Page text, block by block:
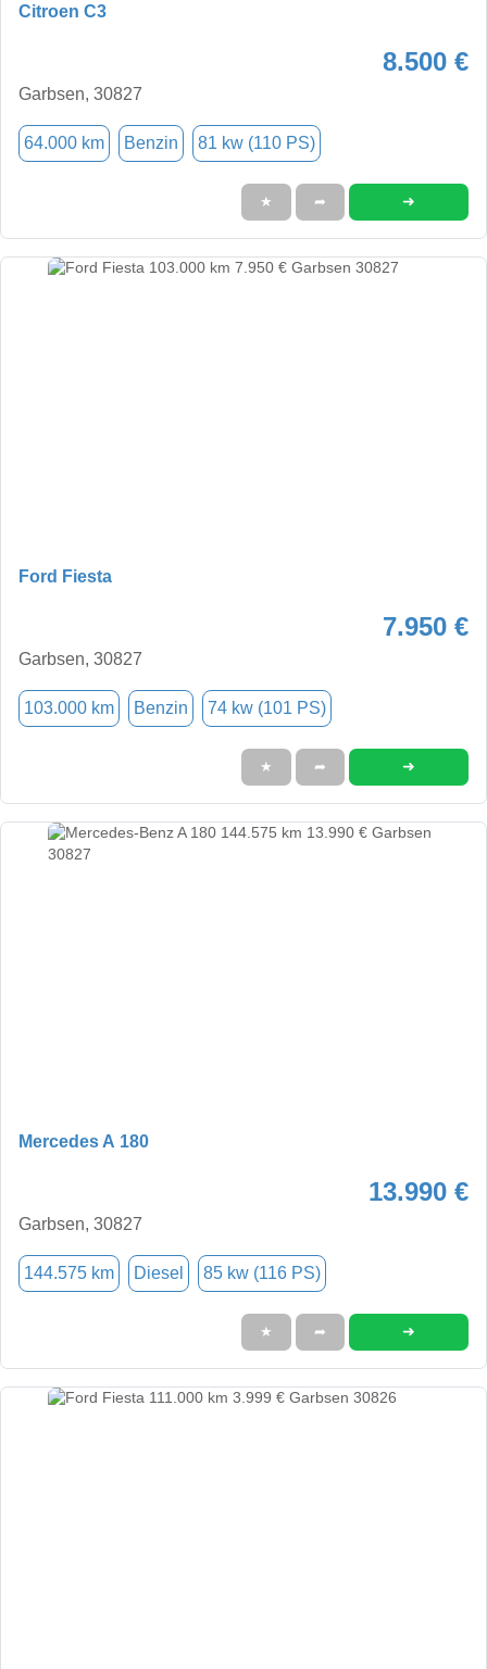
Citroen C3
8.500 €
Garbsen, 30827
64.000 km Benzin 81 kw (110 PS)
★ ➦ ➜
Ford Fiesta
7.950 €
Garbsen, 30827
103.000 km Benzin 74 kw (101 PS)
★ ➦ ➜
Mercedes A 180
13.990 €
Garbsen, 30827
144.575 km Diesel 85 kw (116 PS)
★ ➦ ➜